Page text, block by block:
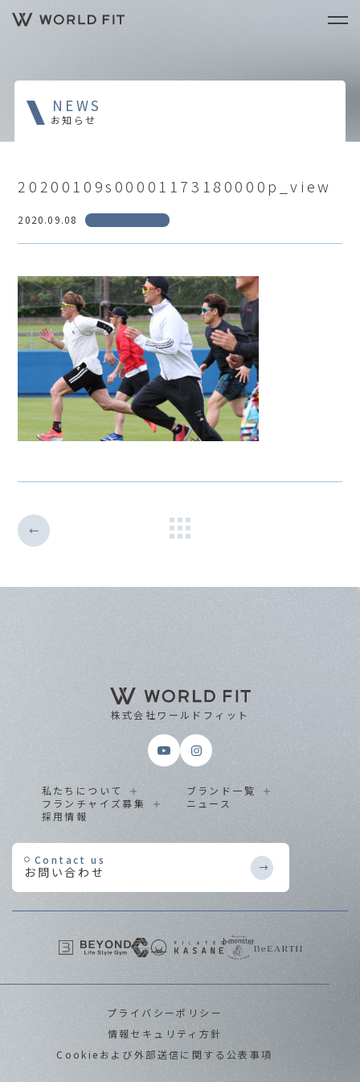
NEWS
お知らせ
20200109s00001173180000p_view
2020.09.08
←
株式会社ワールドフィット
私たちについて
ブランド一覧
フランチャイズ募集
ニュース
採用情報
Contact us
お問い合わせ
プライバシーポリシー
情報セキュリティ方針
Cookieおよび外部送信に関する公表事項